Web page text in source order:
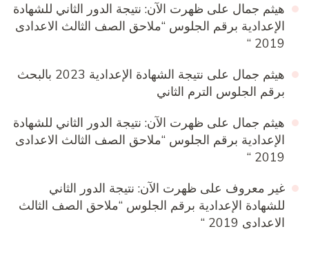
هيثم جمال على ظهرت الآن: نتيجة الدور الثاني للشهادة
الإعدادية برقم الجلوس “ملاحق الصف الثالث الاعدادى
2019 “
هيثم جمال على
نتيجة الشهادة الإعدادية 2023 بالبحث
برقم الجلوس الترم الثاني
هيثم جمال على ظهرت الآن: نتيجة الدور الثاني للشهادة
الإعدادية برقم الجلوس “ملاحق الصف الثالث الاعدادى
2019 “
غير معروف على ظهرت الآن: نتيجة الدور الثاني
للشهادة الإعدادية برقم الجلوس “ملاحق الصف الثالث
الاعدادى 2019 “